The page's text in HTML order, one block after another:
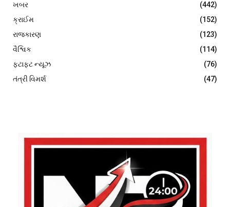
ખબર
(442)
ક્રાઈમ
(152)
રાજકારણ
(123)
વૈશ્વિક
(114)
ફટાફટ ન્યૂઝ
(76)
તંત્રી વિમર્શ
(47)